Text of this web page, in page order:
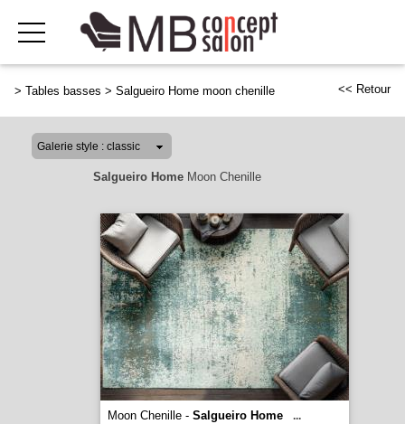
> Tables basses > Salgueiro Home moon chenille << Retour
Salgueiro HomeMoon Chenille
Moon Chenille - Salgueiro Home ...